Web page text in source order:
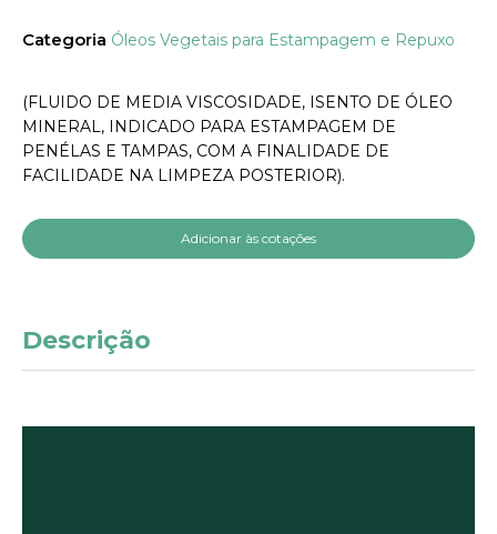
Categoria Óleos Vegetais para Estampagem e Repuxo
(FLUIDO DE MEDIA VISCOSIDADE, ISENTO DE ÓLEO
MINERAL, INDICADO PARA ESTAMPAGEM DE
PENÉLAS E TAMPAS, COM A FINALIDADE DE
FACILIDADE NA LIMPEZA POSTERIOR).
Adicionar às cotações
Descrição